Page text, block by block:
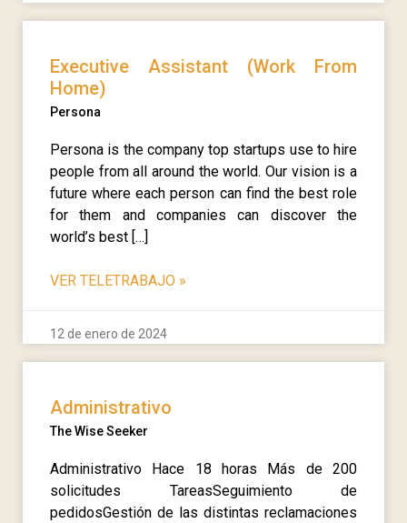
Executive Assistant (Work From
Home)
Persona
Persona is the company top startups use to hire
people from all around the world. Our vision is a
future where each person can find the best role
for them and companies can discover the
world’s best […]
VER TELETRABAJO »
12 de enero de 2024
Administrativo
The Wise Seeker
Administrativo Hace 18 horas Más de 200
solicitudes TareasSeguimiento de
pedidosGestión de las distintas reclamaciones